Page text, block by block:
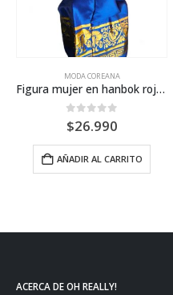
MODA COREANA
Figura mujer en hanbok rojo/azul
0out of 5
$26.990
AÑADIR AL CARRITO
ACERCA DE OH REALLY!